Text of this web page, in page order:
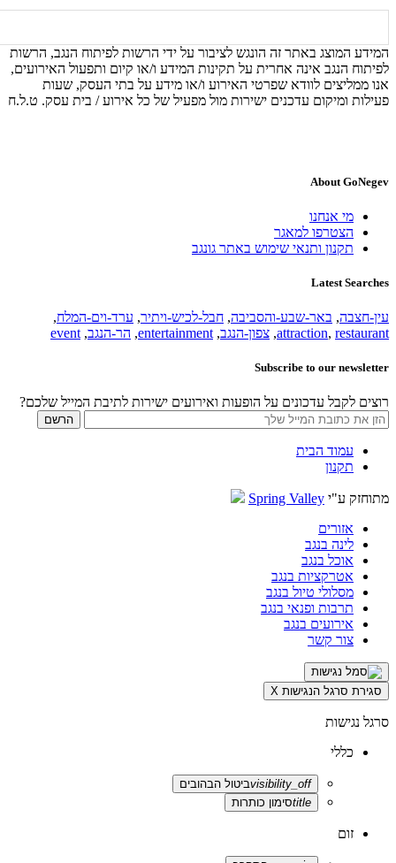
המידע המוצג באתר זה הונגש לציבור על ידי הרשות לפיתוח הנגב, הרשות
לפיתוח הנגב אינה אחרית על תקינות המידע ו/או קיום ותפעול האירועים,
אנו ממליצים לוודא שפרטי האירוע ו/או מידע על בתי העסק, שעות
פעילות ומיקום עדכנים ישירות מול מפעיל של כל אירוע / בית עסק. ט.ל.ח
About GoNegev
מי אנחנו
הצטרפו למאגר
תקנון ותנאי שימוש באתר גונגב
Latest Searches
עין-חצבה, באר-שבע-והסביבה, חבל-לכיש-ויתיר, ערד-וים-המלח,
attraction, restaurant
, צפון-הנגב,
entertainment
, הר-הנגב,
event
Subscribe to our newsletter
רוצים לקבל עדכונים על הופעות ואירועים ישירות לתיבת המייל שלכם?
עמוד הבית
תקנון
מתוחזק ע"י Spring Valley
אזורים
לינה בנגב
אוכל בנגב
אטרקציות בנגב
מסלולי טיול בנגב
תרבות ופנאי בנגב
אירועים בנגב
צור קשר
סגירת סרגל הנגישות X
סרגל נגישות
כללי
visibility_offביטול הבהובים
titleסימון כותרות
זום